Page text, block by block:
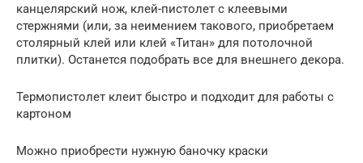
канцелярский нож, клей-пистолет с клеевыми
стержнями (или, за неимением такового, приобретаем
столярный клей или клей «Титан» для потолочной
плитки). Останется подобрать все для внешнего декора.
Термопистолет клеит быстро и подходит для работы с
картоном
Можно приобрести нужную баночку краски